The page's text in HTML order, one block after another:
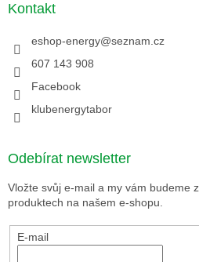
Kontakt
eshop-energy@seznam.cz
607 143 908
Facebook
klubenergytabor
Odebírat newsletter
Vložte svůj e-mail a my vám budeme
produktech na našem e-shopu.
E-mail